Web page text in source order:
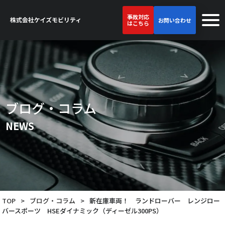
事故対応
はこちら
お問い合わせ
ブログ・コラム
NEWS
TOP > ブログ・コラム > 新在庫車両！ ランドローバー レンジロー
バースポーツ HSEダイナミック（ディーゼル300PS）